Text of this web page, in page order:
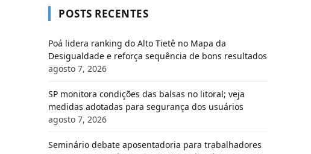
POSTS RECENTES
Poá lidera ranking do Alto Tietê no Mapa da
Desigualdade e reforça sequência de bons resultados
agosto 7, 2026
SP monitora condições das balsas no litoral; veja
medidas adotadas para segurança dos usuários
agosto 7, 2026
Seminário debate aposentadoria para trabalhadores